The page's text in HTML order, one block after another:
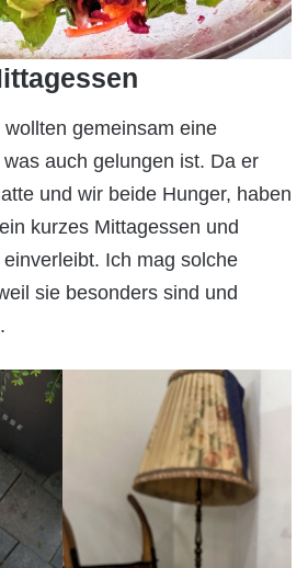
gemeinsam eine
auch gelungen ist. Da er
und wir beide Hunger, haben
kurzes Mittagessen und
Ich mag solche
sie besonders sind und